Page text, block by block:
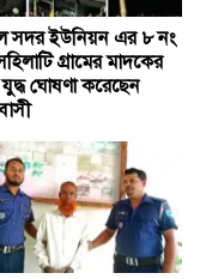
সদর ইউনিয়ন এর ৮ নং
গ্রামের মাদকের
যুদ্ধ ঘোষণা করেছেন